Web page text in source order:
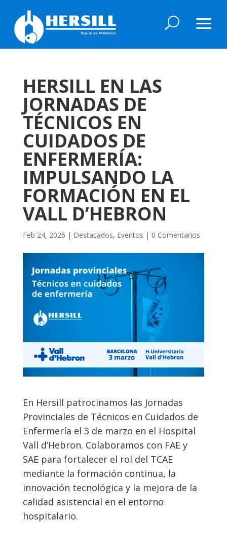
HERSILL EN LAS
JORNADAS DE
TÉCNICOS EN
CUIDADOS DE
ENFERMERÍA:
IMPULSANDO LA
FORMACIÓN EN EL
VALL D’HEBRON
Feb 24, 2026 | Destacados, Eventos | 0 Comentarios
En Hersill patrocinamos las Jornadas
Provinciales de Técnicos en Cuidados de
Enfermería el 3 de marzo en el Hospital
Vall d’Hebron. Colaboramos con FAE y
SAE para fortalecer el rol del TCAE
mediante la formación continua, la
innovación tecnológica y la mejora de la
calidad asistencial en el entorno
hospitalario.